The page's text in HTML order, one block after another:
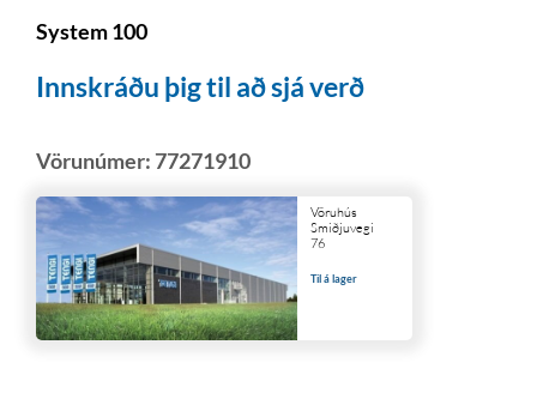
System 100
Innskráðu þig til að sjá verð
Vörunúmer:77271910
Vöruhús
Smiðjuvegi
76
Til á lager